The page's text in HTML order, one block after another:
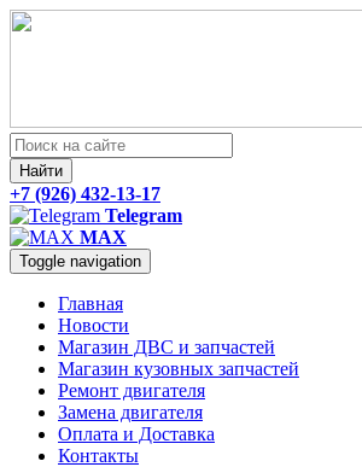
Найти
+7 (926) 432-13-17
Telegram
MAX
Toggle navigation
Главная
Новости
Магазин ДВС и запчастей
Магазин кузовных запчастей
Ремонт двигателя
Замена двигателя
Оплата и Доставка
Контакты